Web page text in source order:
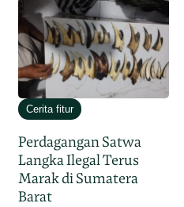
Cerita fitur
Perdagangan Satwa
Langka Ilegal Terus
Marak di Sumatera
Barat